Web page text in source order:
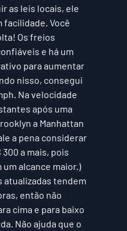
as leis locais, ele
facilidade. Você
Os freios
​​e há um
para aumentar
nisso, consegui
Na velocidade
após uma
a Manhattan
a pena considerar
300 a mais, pois
alcance maior.)
atualizadas tendem
então não
cima e para baixo
Não ajuda que o